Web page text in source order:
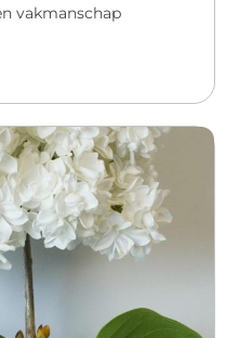
vakmanschap